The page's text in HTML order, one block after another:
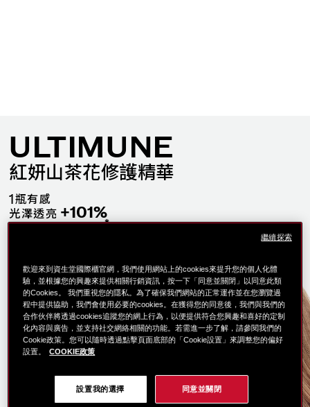
ULTIMUNE
紅妍山茶花修護精華
1瓶有感
光澤透亮+101%
+98%*
針對肌膚老化根源 深層修護
FAST極速見效
SLOW延緩老化
FREE年齡自由
了解更多
歡迎來到資生堂國際櫃官網，我們使用網站上的cookies來提升您的個人化體
驗，並根據您的興趣來提供相關行銷資訊，按一下「同意並關閉」以同意此類
的Cookies。 我們重視您的隱私。為了確保我們網站的正常運作並在您瀏覽過
程中提供協助，我們會使用必要的cookies。在獲得您的同意後，我們與我們的
合作伙伴將透過cookies追蹤您的網上行為，以便提供符合您興趣和喜好的定制
化內容與廣告，並支持社交網絡相關的功能。若需進一步了解，請參閱我們的
Cookie政策。您可以隨時透過點擊頁面底部的「Cookie設置」來調整您的偏好
設置。
COOKIE政策
設置我的選擇 同意並關閉
繼續探索